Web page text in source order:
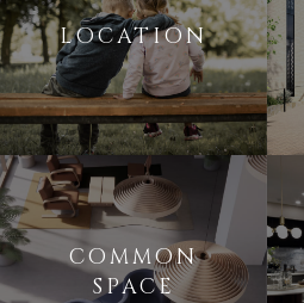
LOCATION
COMMON
SPACE